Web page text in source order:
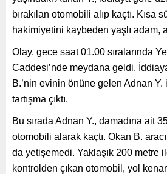
bırakılan otomobili alıp kaçtı. Kısa
hakimiyetini kaybeden yaşlı adam,
Olay, gece saat 01.00 sıralarında
Caddesi’nde meydana geldi.
B.’nin evinin önüne gelen Adnan Y.
tartışma çıktı.
Bu sırada Adnan Y., damadına ait
otomobili alarak kaçtı. Okan B.
da yetişemedi. Yaklaşık 200 metre
kontrolden çıkan otomobil, yol